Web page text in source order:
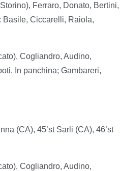
Ferraro, Donato, Bertini,
Basile, Ciccarelli, Raiola,
Cogliandro, Audino,
In panchina; Gambareri,
(CA), 45’st Sarli (CA), 46’st
Cogliandro, Audino,